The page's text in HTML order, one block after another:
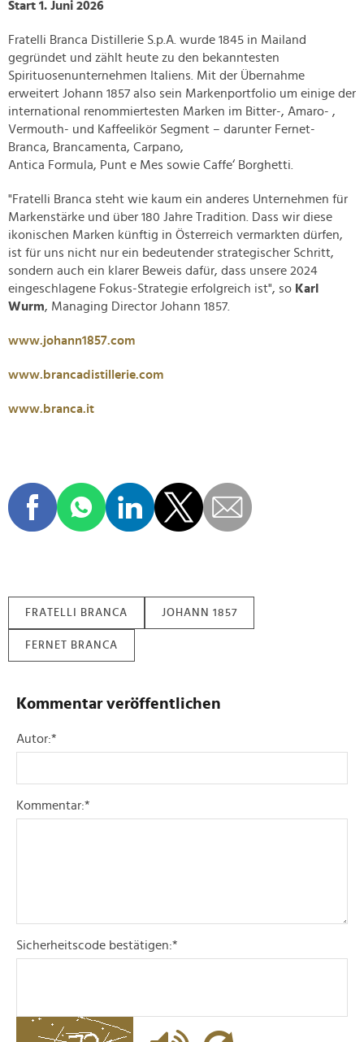
Start 1. Juni 2026
Fratelli Branca Distillerie S.p.A. wurde 1845 in Mailand
gegründet und zählt heute zu den bekanntesten
Spirituosenunternehmen Italiens. Mit der Übernahme
erweitert Johann 1857 also sein Markenportfolio um einige der
international renommiertesten Marken im Bitter-, Amaro- ,
Vermouth- und Kaffeelikör Segment – darunter Fernet-
Branca, Brancamenta, Carpano,
Antica Formula, Punt e Mes sowie Caffe‘ Borghetti.
"Fratelli Branca steht wie kaum ein anderes Unternehmen für
Markenstärke und über 180 Jahre Tradition. Dass wir diese
ikonischen Marken künftig in Österreich vermarkten dürfen,
ist für uns nicht nur ein bedeutender strategischer Schritt,
sondern auch ein klarer Beweis dafür, dass unsere 2024
eingeschlagene Fokus-Strategie erfolgreich ist", so Karl
Wurm, Managing Director Johann 1857.
www.johann1857.com
www.brancadistillerie.com
www.branca.it
FRATELLI BRANCA JOHANN 1857
FERNET BRANCA
Kommentar veröffentlichen
Autor:*
Kommentar:*
Sicherheitscode bestätigen:*